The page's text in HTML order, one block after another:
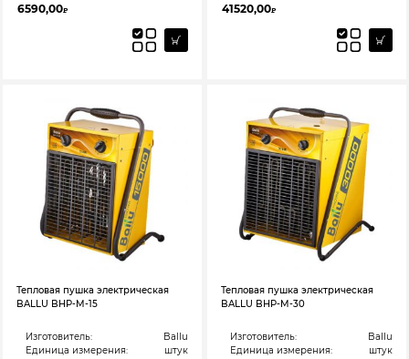
6590,00₽ 41520,00₽
Тепловая пушка электрическая
BALLU BHP-M-15
Изготовитель:
Ballu
Единица измерения:
штук
Тепловая пушка электрическая
BALLU BHP-M-30
Изготовитель:
Ballu
Единица измерения:
штук